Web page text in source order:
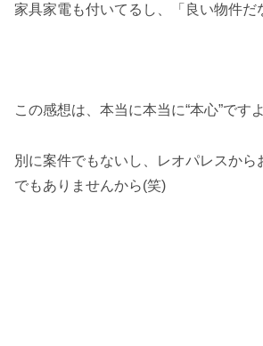
家具家電も付いてるし、「良い物件だ
この感想は、本当に本当に“本心”ですよ
別に案件でもないし、レオパレスから
でもありませんから(笑)